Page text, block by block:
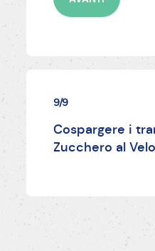
9/9
Cospargere i
Zucchero al